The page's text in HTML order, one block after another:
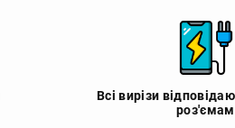
Всі вирізи
роз'ємам